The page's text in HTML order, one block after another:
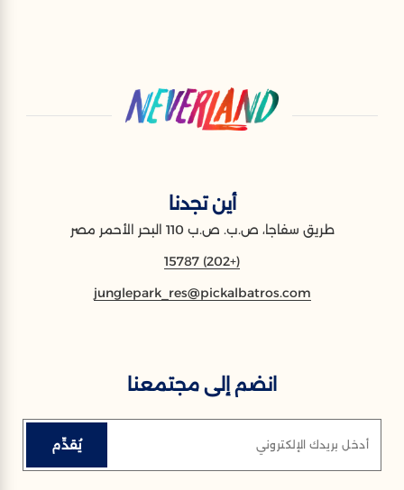
أين تجدنا
طريق سفاجا، ص.ب. ص.ب 110 البحر الأحمر مصر
(+202) 15787
junglepark_res@pickalbatros.com
انضم إلى مجتمعنا
أدخل بريدك الإلكتروني يُقدِّم